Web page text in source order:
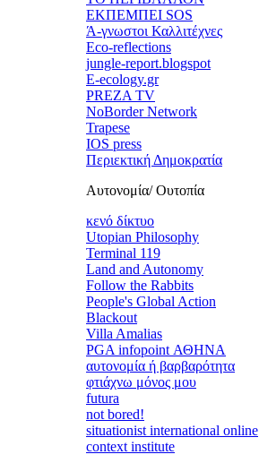
ΕΚΠΕΜΠΕΙ SOS
Ά-γνωστοι Καλλιτέχνες
Eco-reflections
jungle-report.blogspot
E-ecology.gr
PREZA TV
NoBorder Network
Trapese
IOS press
Περιεκτική Δημοκρατία
Αυτονομία/ Ουτοπία
κενό δίκτυο
Utopian Philosophy
Terminal 119
Land and Autonomy
Follow the Rabbits
People's Global Action
Blackout
Villa Amalias
PGA infopoint ΑΘΗΝΑ
αυτονομία ή βαρβαρότητα
φτιάχνω μόνος μου
futura
not bored!
situationist international online
context institute